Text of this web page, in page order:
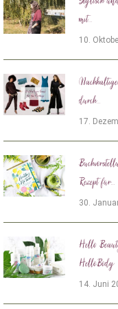
sicherlich schon
war ich nämlich
Tiktok
mit...
10.
durch...
17.
Rezept für...
30.
Hello
HelloBody
14. Juni